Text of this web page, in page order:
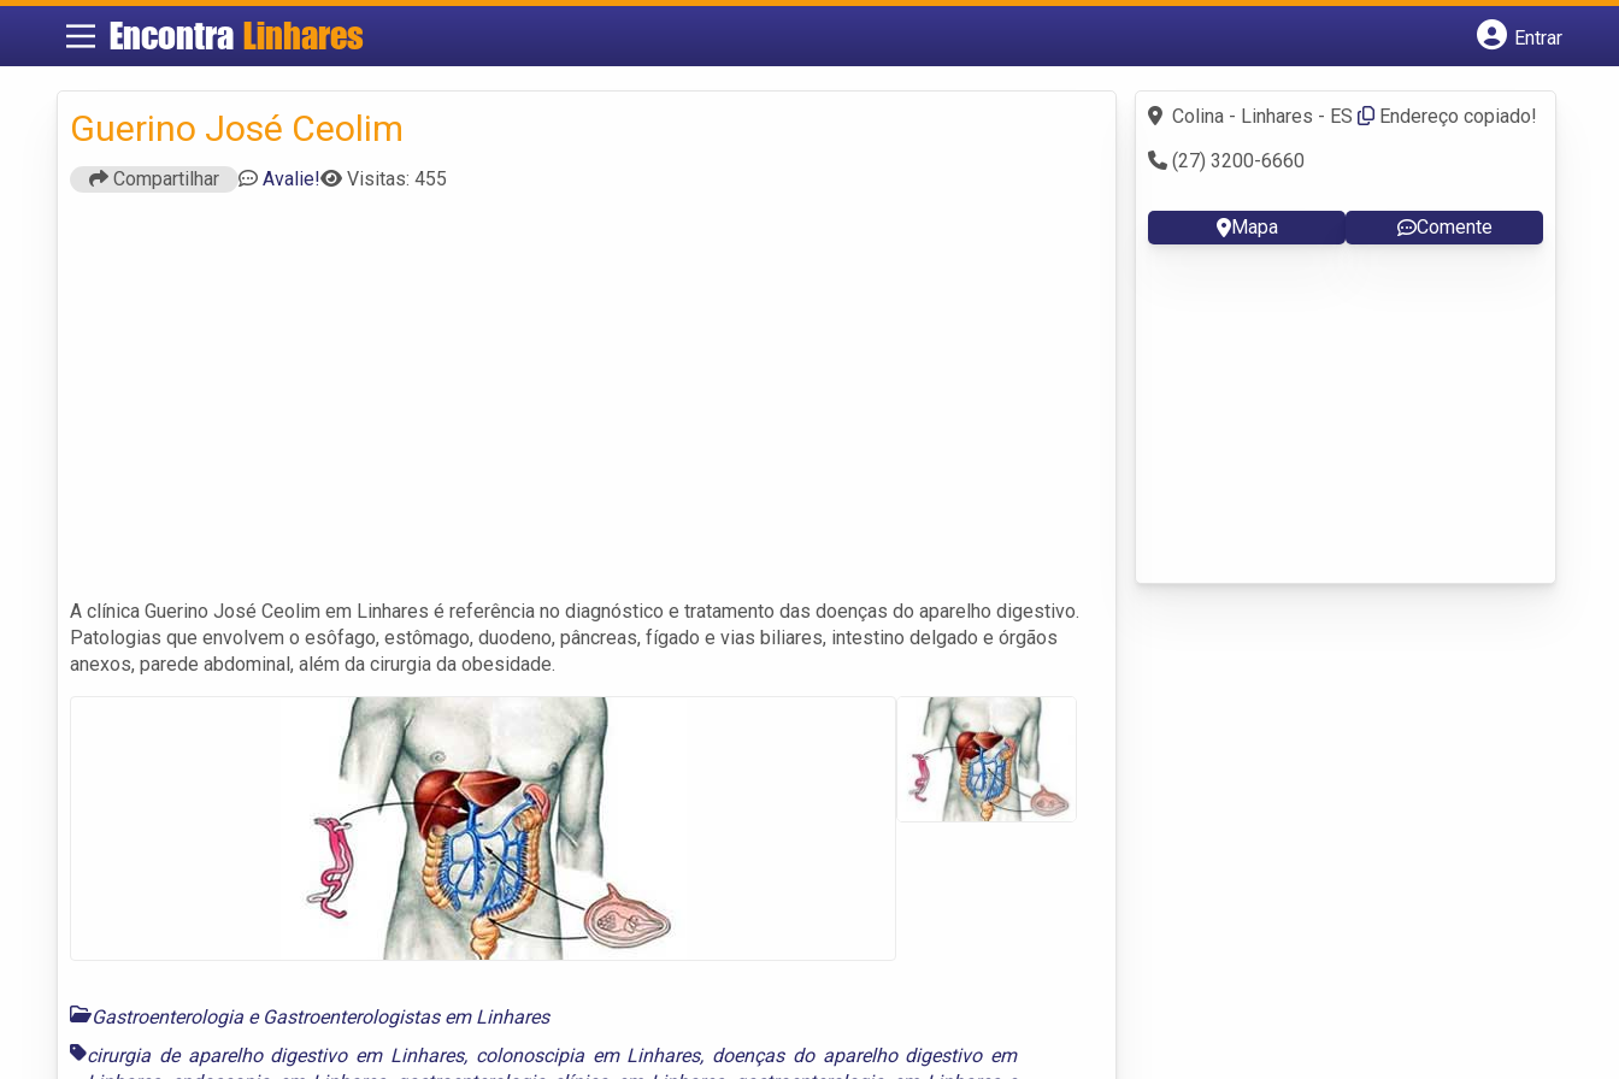
Encontra Linhares
Entrar
Fazer login
Guerino José Ceolim
Compartilhar Avalie! Visitas: 455
A clínica Guerino José Ceolim em Linhares é referência no diagnóstico e tratamento das doenças do aparelho digestivo.
Patologias que envolvem o esôfago, estômago, duodeno, pâncreas, fígado e vias biliares, intestino delgado e órgãos
anexos, parede abdominal, além da cirurgia da obesidade.
Gastroenterologia e Gastroenterologistas em Linhares
cirurgia de aparelho digestivo em Linhares, colonoscipia em Linhares, doenças do aparelho digestivo em
Colina - Linhares - ES
Endereço copiado!
(27) 3200-6660
Mapa Comente